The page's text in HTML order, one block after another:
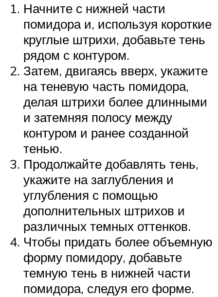
Начните с нижней части
помидора и, используя короткие
круглые штрихи, добавьте тень
рядом с контуром.
Затем, двигаясь вверх, укажите
на теневую часть помидора,
делая штрихи более длинными
и затемняя полосу между
контуром и ранее созданной
тенью.
Продолжайте добавлять тень,
укажите на заглубления и
углубления с помощью
дополнительных штрихов и
различных темных оттенков.
Чтобы придать более объемную
форму помидору, добавьте
темную тень в нижней части
помидора, следуя его форме.